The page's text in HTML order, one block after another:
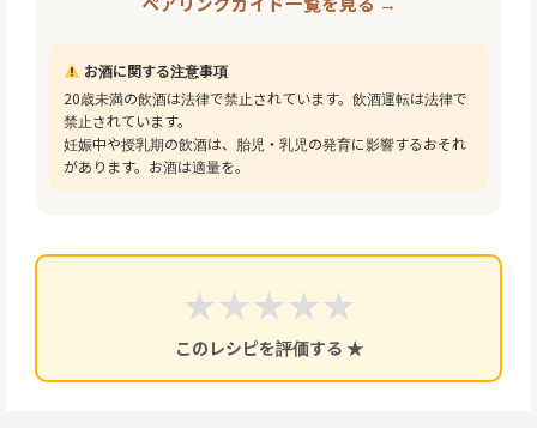
お酒に関する注意事項
20歳未満の飲酒は法律で禁止されています。飲酒運転は法律で
禁止されています。
妊娠中や授乳期の飲酒は、胎児・乳児の発育に影響するおそれ
があります。お酒は適量を。
★
★
★
★
★
このレシピを評価する ★